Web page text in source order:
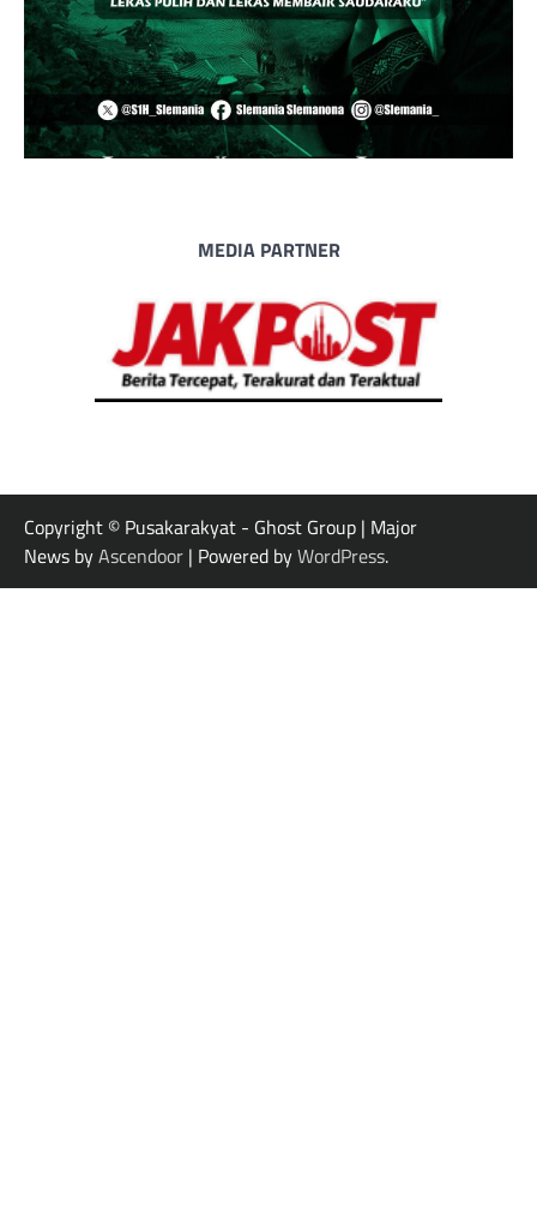
MEDIA PARTNER
Copyright © Pusakarakyat - Ghost Group | Major
News byAscendoor | Powered byWordPress.